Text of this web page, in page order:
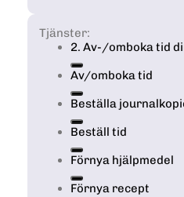
Tjänster:
2. Av-/omboka tid
Av/omboka tid
Beställa
Beställ tid
Förnya hjälpmedel
Förnya recept